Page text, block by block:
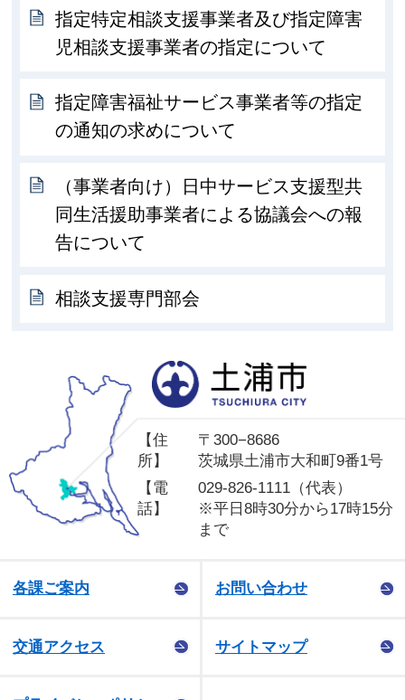
指定特定相談支援事業者及び指定障害
児相談支援事業者の指定について
指定障害福祉サービス事業者等の指定
の通知の求めについて
（事業者向け）日中サービス支援型共
同生活援助事業者による協議会への報
告について
相談支援専門部会
【住
所】
〒300−8686
茨城県土浦市大和町9番1号
【電
話】
029-826-1111（代表）
※平日8時30分から17時15分
まで
各課ご案内 お問い合わせ
交通アクセス サイトマップ